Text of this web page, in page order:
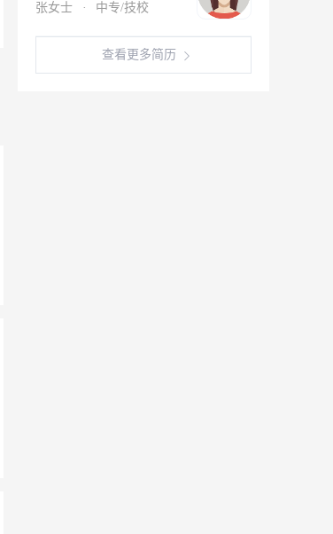
张女士 · 中专/技校
查看更多简历